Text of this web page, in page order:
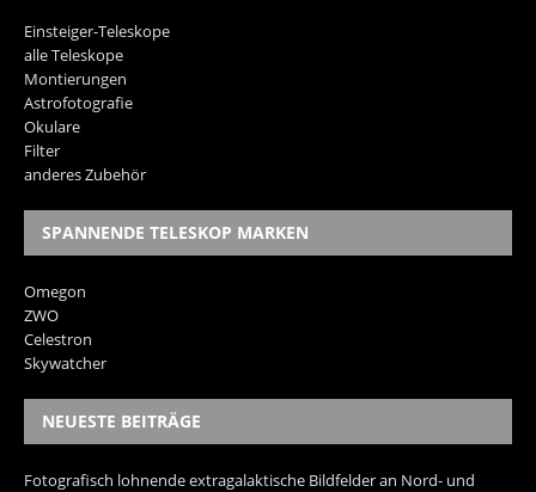
Einsteiger-Teleskope
alle Teleskope
Montierungen
Astrofotografie
Okulare
Filter
anderes Zubehör
SPANNENDE TELESKOP MARKEN
Omegon
ZWO
Celestron
Skywatcher
NEUESTE BEITRÄGE
Fotografisch lohnende extragalaktische Bildfelder an Nord- und